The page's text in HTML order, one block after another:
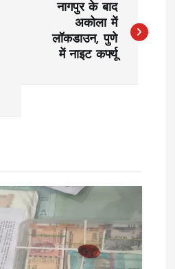
नागपुर के बाद
अकोला में
लॉकडाउन, पुणे
में नाइट कर्फ्यू